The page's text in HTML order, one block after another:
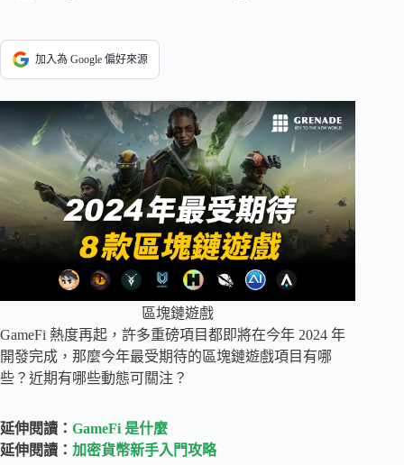
加入為 Google 偏好來源
區塊鏈遊戲
GameFi 熱度再起，許多重磅項目都即將在今年 2024 年
開發完成，那麼今年最受期待的區塊鏈遊戲項目有哪
些？近期有哪些動態可關注？
延伸閱讀： GameFi 是什麼
延伸閱讀： 加密貨幣新手入門攻略